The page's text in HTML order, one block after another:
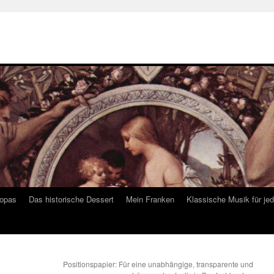
Das historische Dessert Mein Franken Klassische Musik für
Positionspapier: Für eine unabhängige, transparente und